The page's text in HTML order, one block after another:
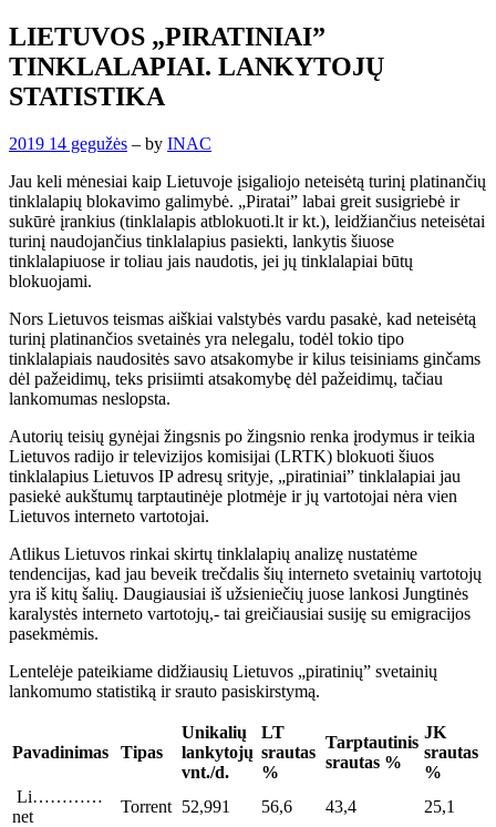
LIETUVOS „PIRATINIAI”
TINKLALAPIAI. LANKYTOJŲ
STATISTIKA
2019 14 gegužės – by INAC
Jau keli mėnesiai kaip Lietuvoje įsigaliojo neteisėtą turinį platinančių
tinklalapių blokavimo galimybė. „Piratai” labai greit susigriebė ir
sukūrė įrankius (tinklalapis atblokuoti.lt ir kt.), leidžiančius neteisėtai
turinį naudojančius tinklalapius pasiekti, lankytis šiuose
tinklalapiuose ir toliau jais naudotis, jei jų tinklalapiai būtų
blokuojami.
Nors Lietuvos teismas aiškiai valstybės vardu pasakė, kad neteisėtą
turinį platinančios svetainės yra nelegalu, todėl tokio tipo
tinklalapiais naudositės savo atsakomybe ir kilus teisiniams ginčams
dėl pažeidimų, teks prisiimti atsakomybę dėl pažeidimų, tačiau
lankomumas neslopsta.
Autorių teisių gynėjai žingsnis po žingsnio renka įrodymus ir teikia
Lietuvos radijo ir televizijos komisijai (LRTK) blokuoti šiuos
tinklalapius Lietuvos IP adresų srityje, „piratiniai” tinklalapiai jau
pasiekė aukštumų tarptautinėje plotmėje ir jų vartotojai nėra vien
Lietuvos interneto vartotojai.
Atlikus Lietuvos rinkai skirtų tinklalapių analizę nustatėme
tendencijas, kad jau beveik trečdalis šių interneto svetainių vartotojų
yra iš kitų šalių. Daugiausiai iš užsieniečių juose lankosi Jungtinės
karalystės interneto vartotojų,- tai greičiausiai susiję su emigracijos
pasekmėmis.
Lentelėje pateikiame didžiausių Lietuvos „piratinių” svetainių
lankomumo statistiką ir srauto pasiskirstymą.
Pavadinimas Tipas
Unikalių
lankytojų
vnt./d.
LT
srautas
%
Tarptautinis
srautas %
JK
srautas
%
Li…………
net
Torrent 52,991 56,6 43,4
25,1